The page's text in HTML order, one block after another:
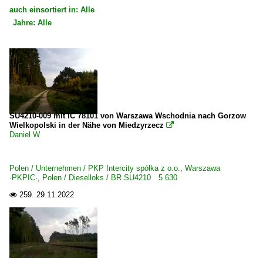
auch einsortiert in: Alle
Deutschland
Bahnhöfe (F - K)
Frankfurt (Oder) Pbf ·BFP·
Polen
Jahre: Alle
Alle Jahre
2010
2019
2020
SU4210-009 mit IC 78101 von Warszawa Wschodnia nach Gorzow
Wielkopolski in der Nähe von Miedzyrzecz 
Daniel W
Polen / Unternehmen / PKP Intercity spółka z o.o., Warszawa
·PKPIC·, Polen / Dieselloks / BR SU4210 5 630
 259. 29.11.2022